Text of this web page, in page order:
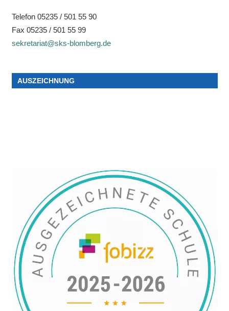
Telefon 05235 / 501 55 90
Fax 05235 / 501 55 99
sekretariat@sks-blomberg.de
AUSZEICHNUNG